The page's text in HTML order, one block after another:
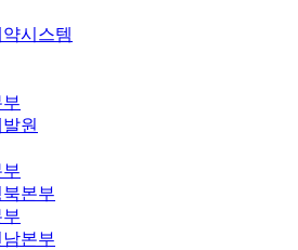
시스템
원
본부
본부